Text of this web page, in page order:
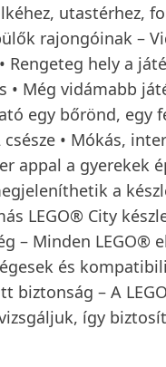
utastérhez,
rajongóinak –
Rengeteg hely a
• Még vidámabb
egy bőrönd, egy
• Mókás,
appal a gyerekek
a
LEGO® City
– Minden LEGO®
és
biztonság – A
így